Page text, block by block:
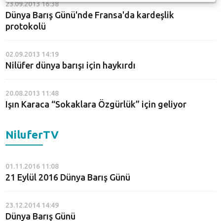
23.09.2013 16:38
Dünya Barış Günü'nde Fransa'da kardeşlik
protokolü
02.09.2013 14:19
Nilüfer dünya barışı için haykırdı
20.08.2013 11:48
Işın Karaca “Sokaklara Özgürlük” için geliyor
NiluferTV
01.11.2016 11:08
21 Eylül 2016 Dünya Barış Günü
23.12.2014 14:49
Dünya Barış Günü